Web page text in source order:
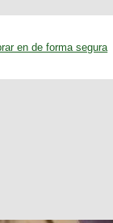
en de forma segura